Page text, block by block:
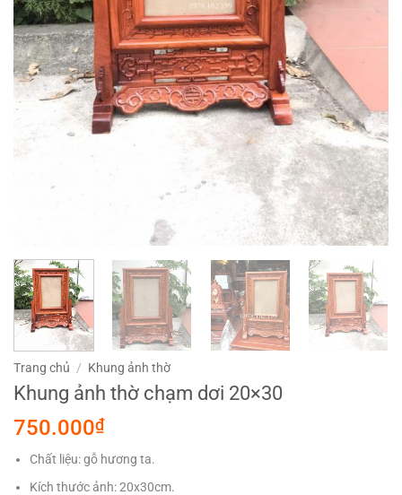
Trang chủ / Khung ảnh thờ
Khung ảnh thờ chạm dơi 20×30
750.000₫
Chất liệu: gỗ hương ta.
Kích thước ảnh: 20x30cm.